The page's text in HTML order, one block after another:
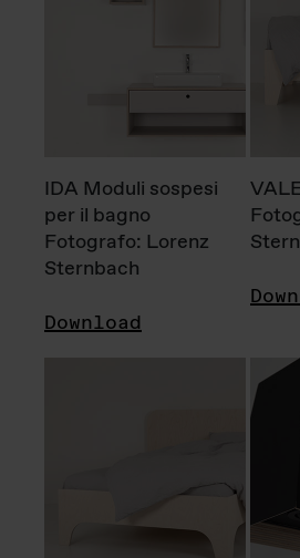
IDA Moduli sospesi
per il bagno
Fotografo: Lorenz
Sternbach
Download